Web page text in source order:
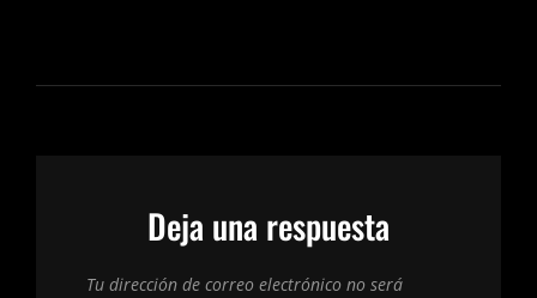
Deja una respuesta
Tu dirección de correo electrónico no será